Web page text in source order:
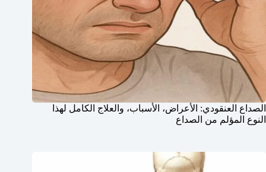
الصداع العنقودي: الأعراض، الأسباب، والعلاج الكامل لهذا
النوع المؤلم من الصداع